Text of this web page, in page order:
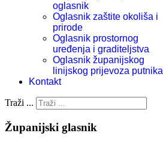
oglasnik
Oglasnik zaštite okoliša i
prirode
Oglasnik prostornog
uređenja i graditeljstva
Oglasnik županijskog
linijskog prijevoza putnika
Kontakt
Traži ...
Županijski glasnik